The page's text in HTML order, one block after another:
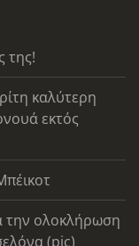
της!
καλύτερη
εκτός
την ολοκλήρωση
(pic)